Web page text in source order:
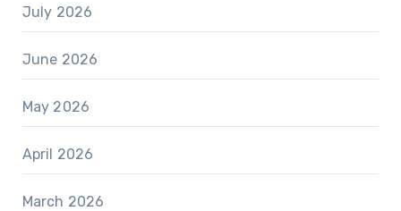
July 2026
June 2026
May 2026
April 2026
March 2026